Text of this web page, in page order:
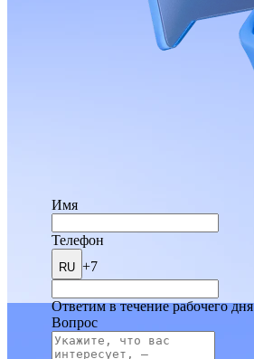
Имя
Телефон
RU +7
Ответим в течение рабочего дня
Вопрос